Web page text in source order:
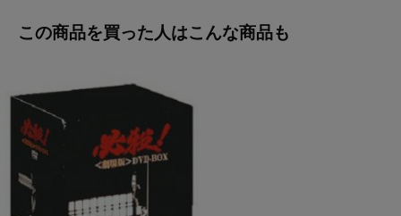
この商品を買った人はこんな商品も